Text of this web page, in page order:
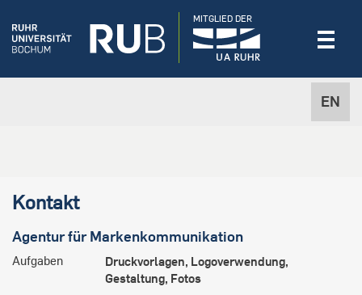
EN
MITGLIED DER
Kontakt
Agentur für Markenkommunikation
Aufgaben
Druckvorlagen, Logoverwendung,
Gestaltung, Fotos